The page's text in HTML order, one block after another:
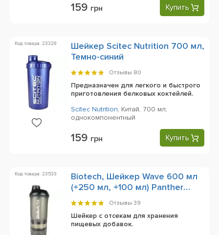
159 грн Купить
Код товара: 23329
Шейкер Scitec Nutrition 700 мл,
Темно-синий
Отзывы 80
Предназначен для легкого и быстрого
приготовления белковых коктейлей.
Scitec Nutrition, Китай, 700 мл,
однокомпонентный
159 грн Купить
Код товара: 23533
Biotech, Шейкер Wave 600 мл
(+250 мл, +100 мл) Panther
Black
Отзывы 39
Шейкер с отсекам для хранения
пищевых добавок.